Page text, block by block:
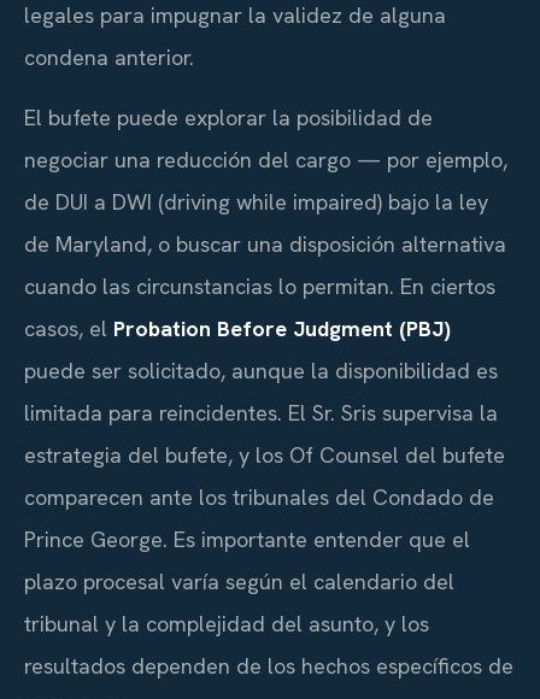
legales para impugnar la validez de alguna
condena anterior.
El bufete puede explorar la posibilidad de
negociar una reducción del cargo — por ejemplo,
de DUI a DWI (driving while impaired) bajo la ley
de Maryland, o buscar una disposición alternativa
cuando las circunstancias lo permitan. En ciertos
casos, el Probation Before Judgment (PBJ)
puede ser solicitado, aunque la disponibilidad es
limitada para reincidentes. El Sr. Sris supervisa la
estrategia del bufete, y los Of Counsel del bufete
comparecen ante los tribunales del Condado de
Prince George. Es importante entender que el
plazo procesal varía según el calendario del
tribunal y la complejidad del asunto, y los
resultados dependen de los hechos específicos de